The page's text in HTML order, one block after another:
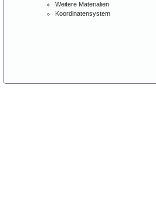
Weitere Materialien
Koordinatensystem